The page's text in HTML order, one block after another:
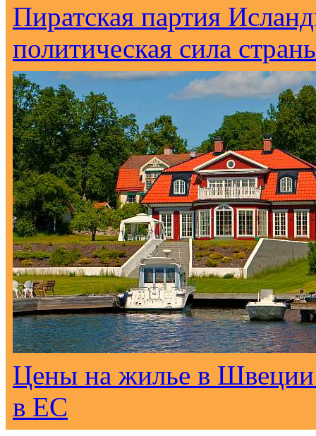
Пиратская партия
политическая сила
Цены на жилье в Швеции
в ЕС